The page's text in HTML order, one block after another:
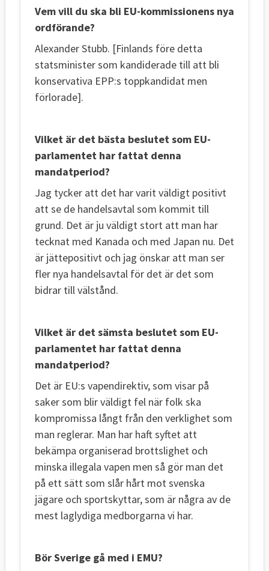
Vem vill du ska bli EU-kommissionens nya
ordförande?
Alexander Stubb. [Finlands före detta
statsminister som kandiderade till att bli
konservativa EPP:s toppkandidat men
förlorade].
Vilket är det bästa beslutet som EU-
parlamentet har fattat denna
mandatperiod?
Jag tycker att det har varit väldigt positivt
att se de handelsavtal som kommit till
grund. Det är ju väldigt stort att man har
tecknat med Kanada och med Japan nu. Det
är jättepositivt och jag önskar att man ser
fler nya handelsavtal för det är det som
bidrar till välstånd.
Vilket är det sämsta beslutet som EU-
parlamentet har fattat denna
mandatperiod?
Det är EU:s vapendirektiv, som visar på
saker som blir väldigt fel när folk ska
kompromissa långt från den verklighet som
man reglerar. Man har haft syftet att
bekämpa organiserad brottslighet och
minska illegala vapen men så gör man det
på ett sätt som slår hårt mot svenska
jägare och sportskyttar, som är några av de
mest laglydiga medborgarna vi har.
Bör Sverige gå med i EMU?